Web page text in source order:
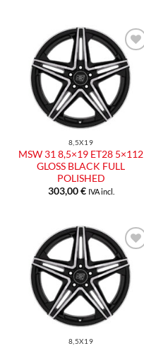
8,5X19
MSW 31 8,5×19 ET28 5×112
GLOSS BLACK FULL
POLISHED
303,00€ IVA incl.
8,5X19